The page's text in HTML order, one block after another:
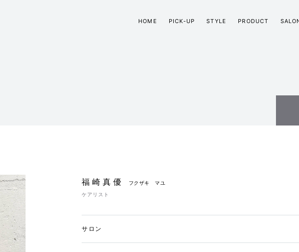
HOME PICK-UP STYLE PRODUCT
福崎真優 フクザキ マユ
ケアリスト
サロン